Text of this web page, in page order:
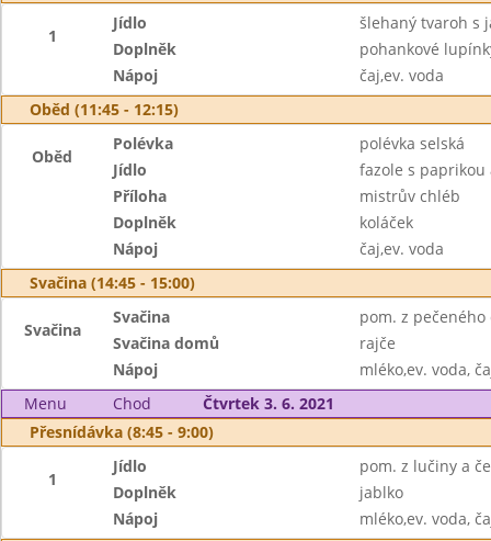
1
Jídlo
šlehaný tvaroh s
Doplněk
pohankové
Nápoj
čaj,ev. voda
Oběd (11:45 - 12:15)
Oběd
Polévka
polévka selská
Jídlo
fazole s paprikou
Příloha
mistrův chléb
Doplněk
koláček
Nápoj
čaj,ev. voda
Svačina (14:45 - 15:00)
Svačina
Svačina
pom. z
Svačina domů
rajče
Nápoj
mléko,ev. voda,
Menu
Chod
Čtvrtek 3. 6. 2021
Přesnídávka (8:45 - 9:00)
1
Jídlo
pom. z lučiny a
Doplněk
jablko
Nápoj
mléko,ev. voda,